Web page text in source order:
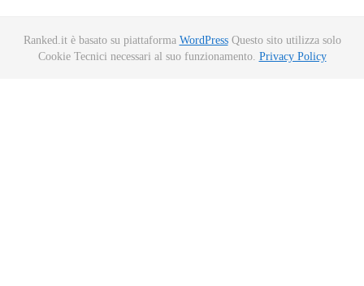
Ranked.it è basato su piattaforma WordPressQuesto sito utilizza solo
Cookie Tecnici necessari al suo funzionamento. Privacy Policy